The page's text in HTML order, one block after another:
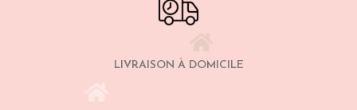
LIVRAISON À DOMICILE